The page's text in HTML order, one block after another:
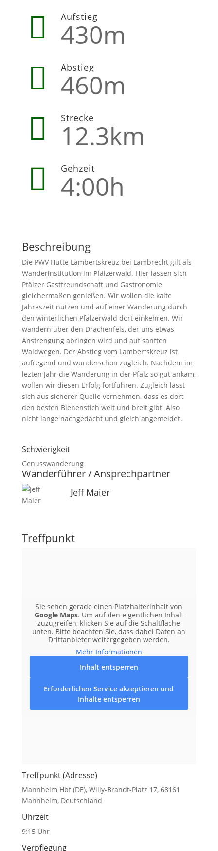
 Aufstieg
430m
 Abstieg
460m
 Strecke
12.3km
 Gehzeit
4:00h
Beschreibung
Die PWV Hütte Lambertskreuz bei Lambrecht gilt als
Wanderinstitution im Pfälzerwald. Hier lassen sich
Pfälzer Gastfreundschaft und Gastronomie
gleichermaßen genießen. Wir wollen die kalte
Jahreszeit nutzen und auf einer Wanderung durch
den winterlichen Pfälzerwald dort einkehren. Wir
wandern über den Drachenfels, der uns etwas
Anstrengung abringen wird und auf sanften
Waldwegen. Der Abstieg vom Lambertskreuz ist
aufregend und wunderschön zugleich. Nachdem im
lezten Jahr die Wanderung in der Pfalz so gut ankam,
wollen wir diesen Erfolg fortführen. Zugleich lässt
sich aus sicherer Quelle vernehmen, dass es dort
den besten Bienenstich weit und breit gibt. Also
nicht lange nachgedacht und gleich angemeldet.
Schwierigkeit
Genusswanderung
Wanderführer / Ansprechpartner
Jeff Maier
Treffpunkt
Sie sehen gerade einen Platzhalterinhalt von
Google Maps. Um auf den eigentlichen Inhalt
zuzugreifen, klicken Sie auf die Schaltfläche
unten. Bitte beachten Sie, dass dabei Daten an
Drittanbieter weitergegeben werden.
Mehr Informationen
Inhalt entsperren
Erforderlichen Service akzeptieren und
Inhalte entsperren
Treffpunkt (Adresse)
Mannheim Hbf (DE), Willy-Brandt-Platz 17, 68161
Mannheim, Deutschland
Uhrzeit
9:15 Uhr
Verpflegung